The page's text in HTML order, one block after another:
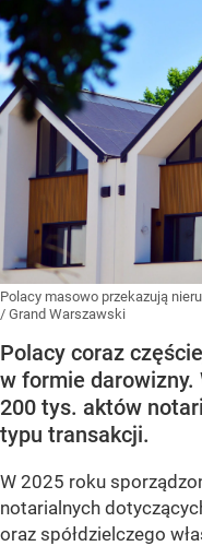
Polacy masowo przekazują
/ Grand Warszawski
Polacy coraz
w formie darowizny.
200 tys. aktów
typu transakcji.
W 2025 roku
notarialnych
oraz spółdzielczego